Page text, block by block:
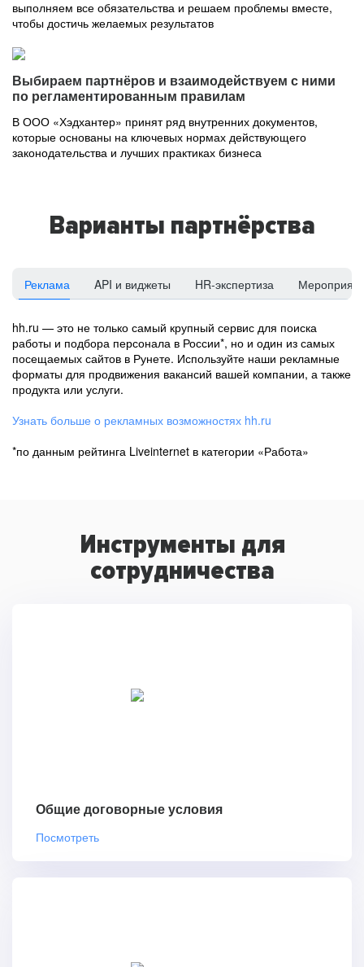
выполняем все обязательства и решаем проблемы вместе,
чтобы достичь желаемых результатов
Выбираем партнёров и взаимодействуем с ними
по регламентированным правилам
В ООО «Хэдхантер» принят ряд внутренних документов,
которые основаны на ключевых нормах действующего
законодательства и лучших практиках бизнеса
Варианты партнёрства
Реклама API и виджеты HR-экспертиза
hh.ru — это не только самый крупный сервис для поиска
работы и подбора персонала в России*, но и один из самых
посещаемых сайтов в Рунете. Используйте наши рекламные
форматы для продвижения вакансий вашей компании, а также
продукта или услуги.
Узнать больше о рекламных возможностях hh.ru
*по данным рейтинга Liveinternet в категории «Работа»
Инструменты для
сотрудничества
Общие договорные условия
Посмотреть